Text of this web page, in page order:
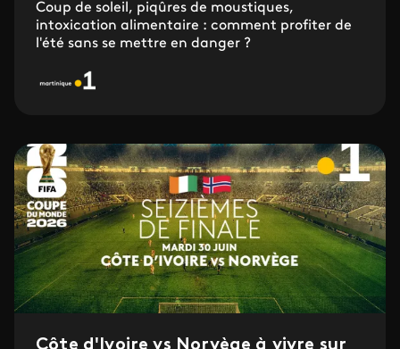
Coup de soleil, piqûres de moustiques,
intoxication alimentaire : comment profiter de
l'été sans se mettre en danger ?